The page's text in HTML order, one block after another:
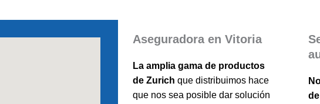
Aseguradora en Vitoria
La amplia gama de productos
de Zurich que distribuimos hace
que nos sea posible dar solución